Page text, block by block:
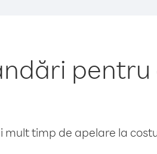
pentru
mult timp de apelare la